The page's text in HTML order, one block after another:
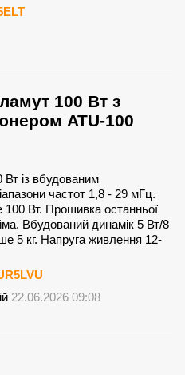
100 Вт з
ATU-100
із вбудованим
частот 1,8 - 29 мГц.
100 Вт. Прошивка останньої
Вбудований динамік 5 Вт/8
5 кг. Напруга живлення 12-
22.06.2026 09:08